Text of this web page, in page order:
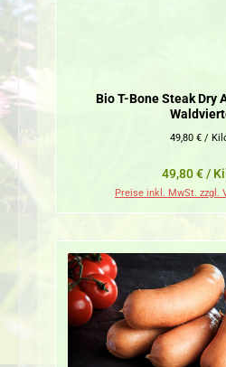
Bio T-Bone Steak Dry
49,80 € /
49,80 € /
Preise inkl. MwSt. zzgl.